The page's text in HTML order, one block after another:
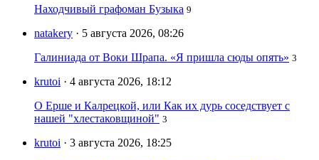
Находчивый графоман Бузыка 9
natakery · 5 августа 2026, 08:26
Галиниада от Воки Шрапа. «Я пришла сюды опять» 3
krutoi · 4 августа 2026, 18:12
О Ерше и Калрецкой, или Как их дурь соседствует с
нашей "хлестаковщиной" 3
krutoi · 3 августа 2026, 18:25